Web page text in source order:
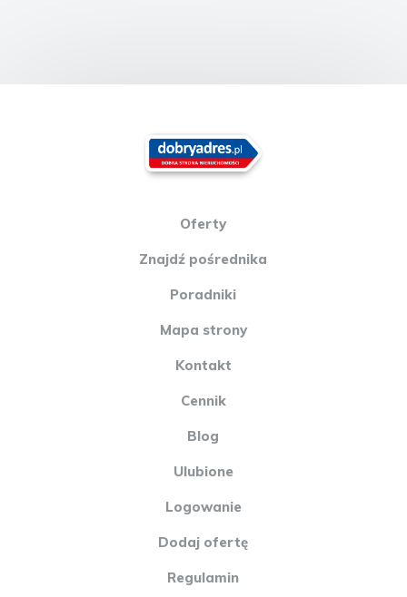
Oferty
Znajdź pośrednika
Poradniki
Mapa strony
Kontakt
Cennik
Blog
Ulubione
Logowanie
Dodaj ofertę
Regulamin